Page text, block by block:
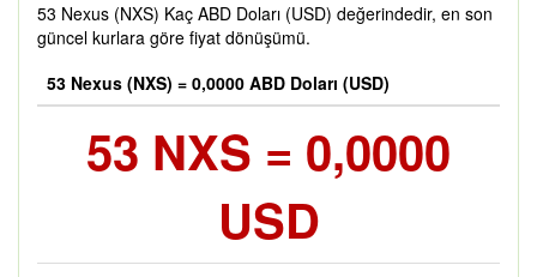
53 Nexus (NXS) Kaç ABD Doları (USD) değerindedir, en son
güncel kurlara göre fiyat dönüşümü.
53 Nexus (NXS) = 0,0000 ABD Doları (USD)
53 NXS = 0,0000
USD